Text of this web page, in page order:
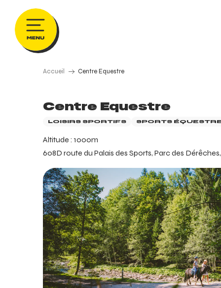
contenu
principal
Accueil Centre Equestre
Centre Equestre
LOISIRS SPORTIFS SPORTS
Altitude : 1000m
608D route du Palais des Sports, Parc des